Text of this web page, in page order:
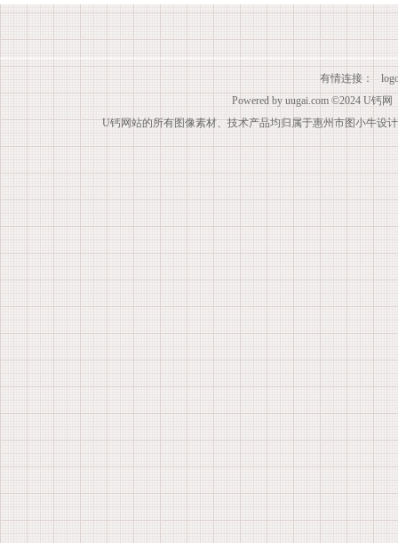
有情连接：
Powered by uugai.com ©2024 U钙网
U钙网站的所有图像素材、技术产品均归属于惠州市图小牛设